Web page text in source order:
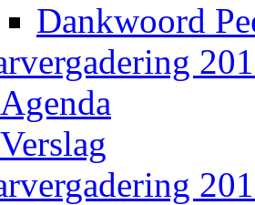
Dankwoord
Agenda
Verslag